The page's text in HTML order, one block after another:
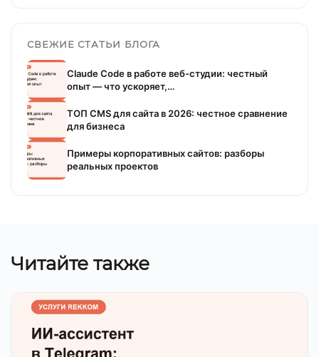
СВЕЖИЕ СТАТЬИ БЛОГА
Claude Code в работе веб-студии: честный
опыт — что ускоряет,…
ТОП CMS для сайта в 2026: честное сравнение
для бизнеса
Примеры корпоративных сайтов: разборы
реальных проектов
Читайте также